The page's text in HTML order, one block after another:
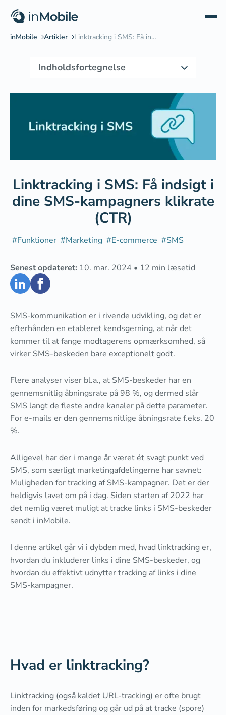
Linktracking i SMS: Få indsigt i
dine SMS-kampagners klikrate
(CTR)
#Funktioner #Marketing #E-commerce #SMS
Senest opdateret: 10. mar. 2024 • 12 min læsetid
Indholdsfortegnelse
Fordelene ved linktracking i SMS-marketing
Case: Sådan bruger Barnets Verden linktracking
Opsummering
SMS-kommunikation er i rivende udvikling, og det er
efterhånden en etableret kendsgerning, at når det
kommer til at fange modtagerens opmærksomhed, så
virker SMS-beskeden bare exceptionelt godt.
Flere analyser viser bl.a., at SMS-beskeder har en
gennemsnitlig åbningsrate på 98 %, og dermed slår
SMS langt de fleste andre kanaler på dette parameter.
For e-mails er den gennemsnitlige åbningsrate f.eks. 20
%.
Alligevel har der i mange år været ét svagt punkt ved
SMS, som særligt marketingafdelingerne har savnet:
Muligheden for tracking af SMS-kampagner. Det er der
heldigvis lavet om på i dag. Siden starten af 2022 har
det nemlig været muligt at tracke links i SMS-beskeder
sendt i inMobile.
I denne artikel går vi i dybden med, hvad linktracking er,
hvordan du inkluderer links i dine SMS-beskeder, og
hvordan du effektivt udnytter tracking af links i dine
SMS-kampagner.
Hvad er linktracking?
Linktracking (også kaldet URL-tracking) er ofte brugt
inden for markedsføring og går ud på at tracke (spore)